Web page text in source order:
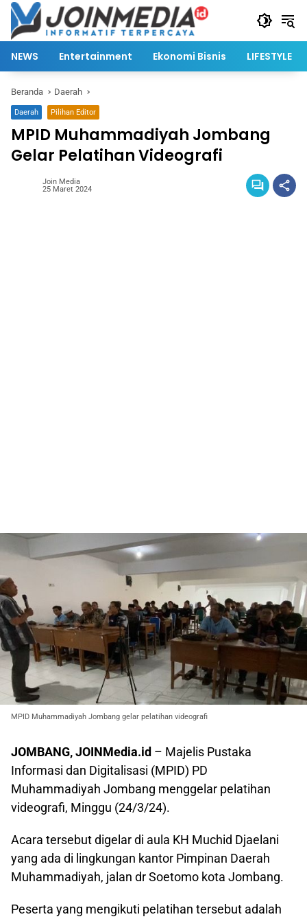
Langsung
konten
NEWS Entertainment Ekonomi Bisnis LIFESTYLE
Beranda Daerah
Daerah Pilihan Editor
MPID Muhammadiyah Jombang
Gelar Pelatihan Videografi
Join Media
25 Maret 2024
MPID Muhammadiyah Jombang gelar pelatihan videografi
JOMBANG, JOINMedia.id – Majelis Pustaka
Informasi dan Digitalisasi (MPID) PD
Muhammadiyah Jombang menggelar pelatihan
videografi, Minggu (24/3/24).
Acara tersebut digelar di aula KH Muchid Djaelani
yang ada di lingkungan kantor Pimpinan Daerah
Muhammadiyah, jalan dr Soetomo kota Jombang.
Peserta yang mengikuti pelatihan tersebut adalah